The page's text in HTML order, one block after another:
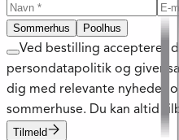
Sommerhus Poolhus
Ved bestilling accepterer
persondatapolitik og giver
dig med relevante nyheder
sommerhuse. Du kan altid
Tilmeld